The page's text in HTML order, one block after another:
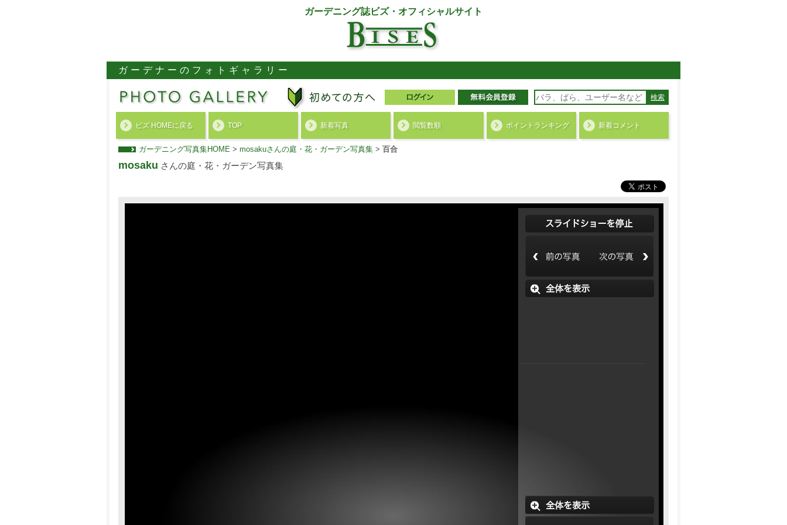
ガーデニング誌ビズ・オフィシャルサイト
ガーデナーのフォトギャラリー
検索
ビズ HOMEに戻る TOP 新着写真 閲覧数順 ポイント ランキング 新着コメント
ガーデニング写真集HOME > mosakuさんの庭・花・ガーデン写真集 > 百合
mosaku さんの庭・花・ガーデン写真集